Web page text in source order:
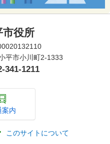
市役所
平市小川町2-1333
341-1211
案内
このサイトについて